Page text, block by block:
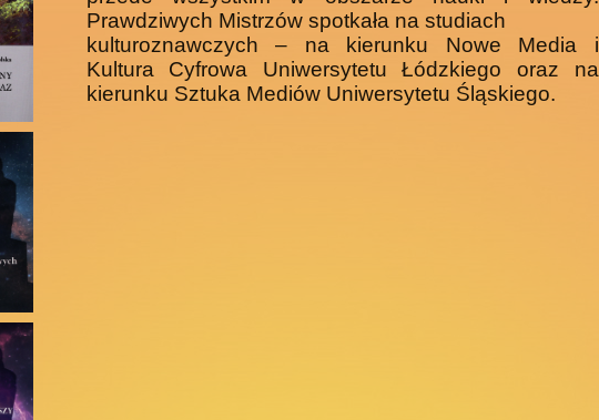
Prawdziwych Mistrzów spotkała na studiach
kulturoznawczych – na kierunku Nowe Media i
Kultura Cyfrowa Uniwersytetu Łódzkiego oraz na
kierunku Sztuka Mediów Uniwersytetu Śląskiego.